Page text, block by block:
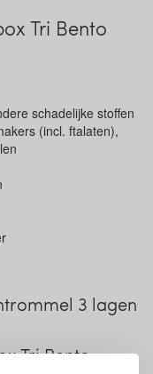
Tri Bento
schadelijke stoffen
(incl. ftalaten),
3 lagen
Tri Bento